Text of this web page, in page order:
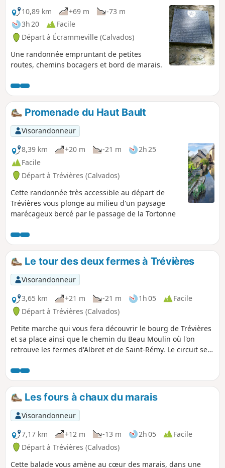
10,89 km
+69 m
-73 m
3h 20
Facile
Départ à Écrammeville (Calvados)
Une randonnée empruntant de petites
routes, chemins bocagers et bord de marais.
Promenade du Haut Bault
Visorandonneur
8,39 km
+20 m -21 m
2h 25
Facile
Départ à Trévières (Calvados)
Cette randonnée très accessible au départ de
Trévières vous plonge au milieu d'un paysage
marécageux bercé par le passage de la Tortonne
Le tour des deux fermes à Trévières
Visorandonneur
3,65 km
+21 m -21 m 1h 05
Facile
Départ à Trévières (Calvados)
Petite marche qui vous fera découvrir le bourg de Trévières
et sa place ainsi que le chemin du Beau Moulin où l'on
retrouve les fermes d'Albret et de Saint-Rémy. Le circuit se
terrains de football et de pétanque du village et où
quelques infrastructures sont mises à disposition pour les
loisirs sportifs des habitants : city stade, skate-park,
workout, etc.
Les fours à chaux du marais
Visorandonneur
7,17 km
+12 m -13 m 2h 05
Facile
Départ à Trévières (Calvados)
Cette balade vous amène au cœur des marais, dans une